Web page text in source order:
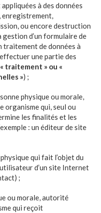
à des données
enregistrement,
ou encore destruction
gestion d’un formulaire de
de données à
une partie des
traitement » ou «
») ;
physique ou morale,
organisme qui, seul ou
les finalités et les
: un éditeur de site
qui fait l’objet du
d’un site Internet
;
ou morale, autorité
qui reçoit